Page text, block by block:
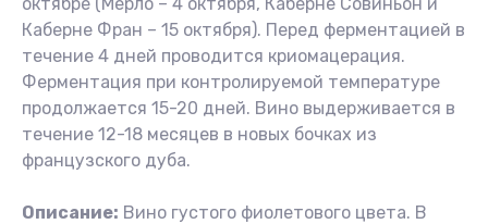
Каберне Фран – 15 октября). Перед ферментацией в
течение 4 дней проводится криомацерация.
Ферментация при контролируемой температуре
продолжается 15-20 дней. Вино выдерживается в
течение 12-18 месяцев в новых бочках из
французского дуба.
Описание: Вино густого фиолетового цвета. В